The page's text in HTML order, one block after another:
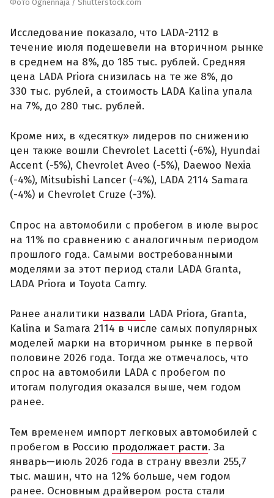
Фото Ognennaja / Shutterstock.com
Исследование показало, что LADA-2112 в
течение июля подешевели на вторичном рынке
в среднем на 8%, до 185 тыс. рублей. Средняя
цена LADA Priora снизилась на те же 8%, до
330 тыс. рублей, а стоимость LADA Kalina упала
на 7%, до 280 тыс. рублей.
Кроме них, в «десятку» лидеров по снижению
цен также вошли Chevrolet Lacetti (-6%), Hyundai
Accent (-5%), Chevrolet Aveo (-5%), Daewoo Nexia
(-4%), Mitsubishi Lancer (-4%), LADA 2114 Samara
(-4%) и Chevrolet Cruze (-3%).
Спрос на автомобили с пробегом в июле вырос
на 11% по сравнению с аналогичным периодом
прошлого года. Самыми востребованными
моделями за этот период стали LADA Granta,
LADA Priora и Toyota Camry.
Ранее аналитики назвали LADA Priora, Granta,
Kalina и Samara 2114 в числе самых популярных
моделей марки на вторичном рынке в первой
половине 2026 года. Тогда же отмечалось, что
спрос на автомобили LADA с пробегом по
итогам полугодия оказался выше, чем годом
ранее.
Тем временем импорт легковых автомобилей с
пробегом в Россию продолжает расти. За
январь—июль 2026 года в страну ввезли 255,7
тыс. машин, что на 12% больше, чем годом
ранее. Основным драйвером роста стали